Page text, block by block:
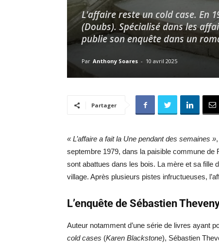
L'affaire reste un cold case. En
(Doubs). Spécialisé dans les
publie son enquête dans un
Par Anthony Soares - 10 avril 2025
Partager
« L’affaire a fait la Une pendant des semaines »
septembre 1979, dans la paisible commune de
sont abattues dans les bois. La mère et sa fille
village. Après plusieurs pistes infructueuses,
L’enquête de Sébastien
Auteur notamment d’une série de livres ayant
cold cases (Karen Blackstone), Sébastien